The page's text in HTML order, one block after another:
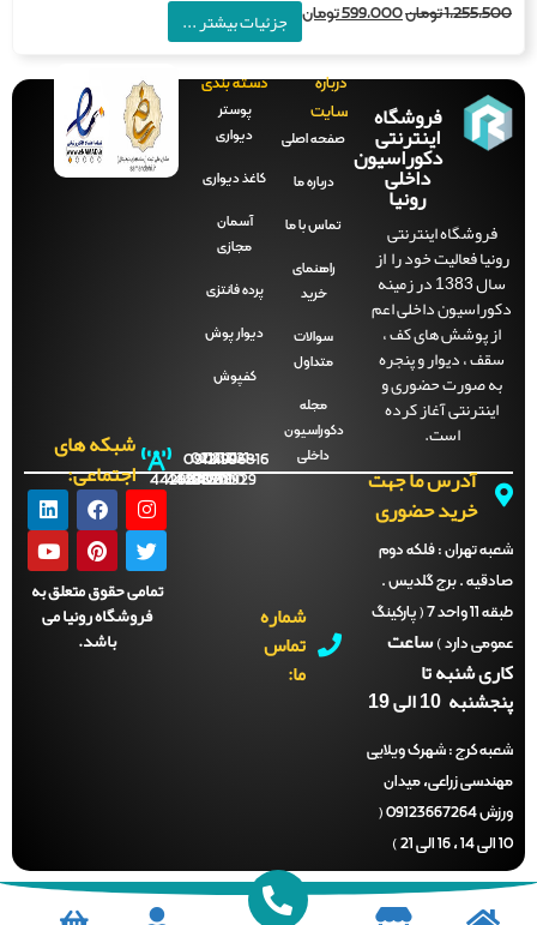
تومان599,000تومان جزئیات بیشتر ...
فروشگاه
اینترنتی
دکوراسیون
داخلی
رونیا
فروشگاه اینترنتی
فعالیت خود را از
سال 1383 در زمینه
داخلی اعم
پوشش های کف ،
، دیوار و پنجره
صورت حضوری و
آغاز کرده
درباره
سایت
صفحه‌ اصلی
درباره ما
تماس با ما
راهنمای
دکوراسیون
دسته بندی
دیواری
کاغذ دیواری
آسمان
پرده فانتزی
دیوار پوش
کفپوش
آدرس ما جهت
خرید حضوری
تهران :فلکه دوم
. برج گلدیس .
طبقه 11 واحد 7 ( پارکینگ
دارد )ساعت
شنبه تا
10 الی 19
کرج :شهرک ویلایی
زراعی، میدان
ورزش 09123667264 (
شماره
تماس
09121996816
021-
44288929
021-
44288700
021-
44288701
021-
44288702
شبکه های
اجتماعی:
تمامی حقوق متعلق به
فروشگاه رونیا می